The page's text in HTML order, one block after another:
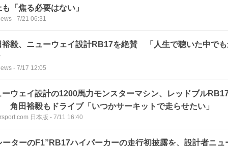
「焦る必要はない」
- 7/21 06:31
裕毅、ニューウェイ設計RB17を絶賛 「人生で聴いた中で
- 7/17 12:05
ーウェイ設計の1200馬力モンスターマシン、レッドブル
角田裕毅もドライブ「いつかサーキットで走らせたい」
日本版 - 7/11 16:40
ーターのF1”RB17ハイパーカーの走行初披露を、設計者ニュ